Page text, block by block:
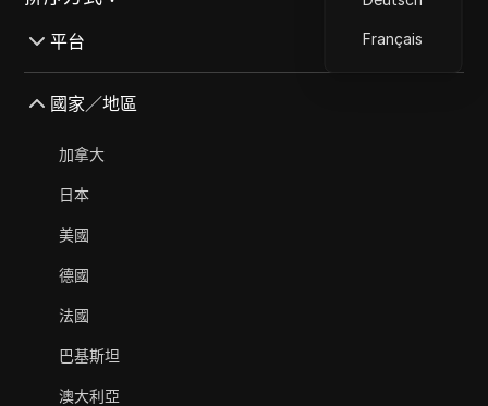
Français
平台
AdMob
國家／地區
加拿大
日本
美國
德國
法國
巴基斯坦
澳大利亞